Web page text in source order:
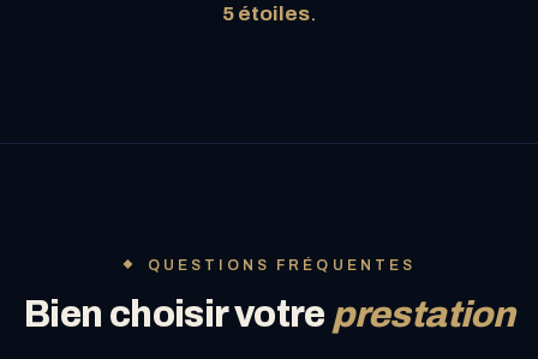
5 étoiles.
QUESTIONS FRÉQUENTES
Bien choisir votre prestation